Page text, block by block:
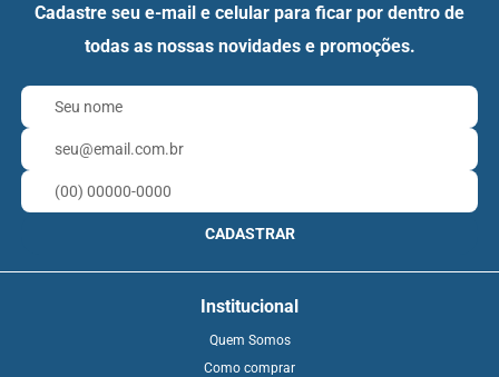
Cadastre seu e-mail e celular para ficar por dentro de
todas as nossas novidades e promoções.
CADASTRAR
Institucional
Quem Somos
Como comprar